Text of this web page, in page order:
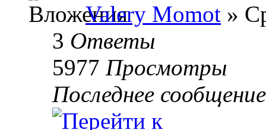
Valery Momot »
3 Ответы
5977 Просмотры
Последнее